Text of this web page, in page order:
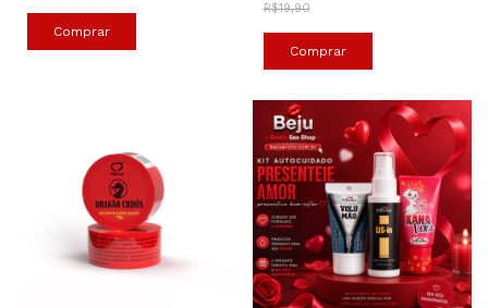
R$19,90